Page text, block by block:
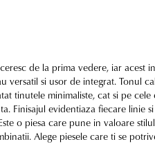
de la prima vedere, iar acest
versatil si usor de integrat. Tonul
tinutele minimaliste, cat si pe
Finisajul evidentiaza fiecare linie
o piesa care pune in valoare
Alege piesele care ti se